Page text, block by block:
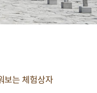
보는 체험상자